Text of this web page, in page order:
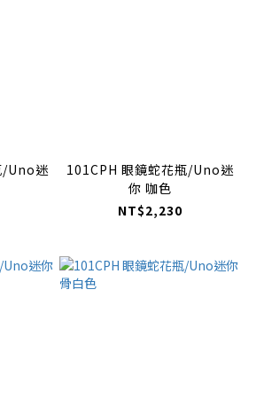
/Uno迷
101CPH 眼鏡蛇花瓶/Uno迷
你 咖色
NT$2,230